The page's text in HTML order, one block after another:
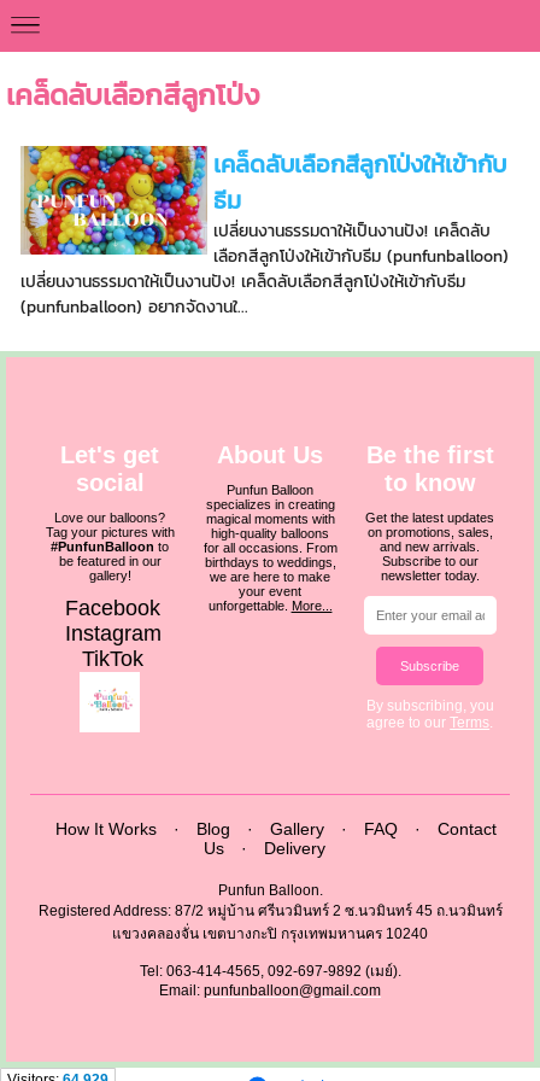
เคล็ดลับเลือกสีลูกโป่ง
เคล็ดลับเลือกสีลูกโป่งให้เข้ากับ
ธีม
เปลี่ยนงานธรรมดาให้เป็นงานปัง! เคล็ดลับ
เลือกสีลูกโป่งให้เข้ากับธีม (punfunballoon)
เปลี่ยนงานธรรมดาให้เป็นงานปัง! เคล็ดลับเลือกสีลูกโป่งให้เข้ากับธีม
(punfunballoon) อยากจัดงานใ...
Let's get
social
Love our balloons?
Tag your pictures with
#PunfunBalloon to
be featured in our
gallery!
Facebook
Instagram
TikTok
About Us
Punfun Balloon
specializes in creating
magical moments with
high-quality balloons
for all occasions. From
birthdays to weddings,
we are here to make
your event
unforgettable. More...
Be the first
to know
Get the latest updates
on promotions, sales,
and new arrivals.
Subscribe to our
newsletter today.
Subscribe
By subscribing, you
agree to ourTerms.
How It Works · Blog · Gallery · FAQ ·
Contact
Us
· Delivery
Punfun Balloon.
Registered Address: 87/2 หมู่บ้าน ศรีนวมินทร์ 2 ซ.นวมินทร์ 45 ถ.นวมินทร์
แขวงคลองจั่น เขตบางกะปิ กรุงเทพมหานคร 10240
Tel: 063-414-4565, 092-697-9892 (เมย์).
Email: punfunballoon@gmail.com